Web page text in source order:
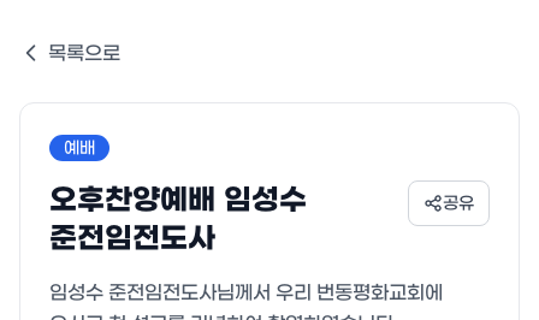
목록으로
예배
오후찬양예배 임성수
준전임전도사
공유
임성수 준전임전도사님께서 우리 번동평화교회에